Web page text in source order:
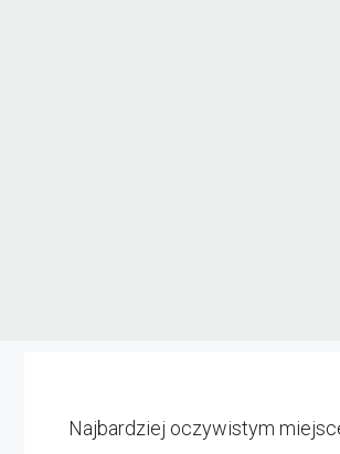
Najbardziej oczywistym